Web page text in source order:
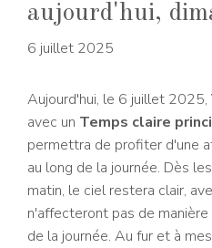
aujourd'hui,
6 juillet 2025
Aujourd'hui, le 6 juillet 2025,
avec un Temps claire
permettra de profiter d'une
au long de la journée. Dès
matin, le ciel restera clair,
n'affecteront pas de
de la journée. Au fur et à